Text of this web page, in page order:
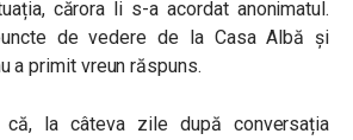
cărora li s-a acordat anonimatul.
de vedere de la Casa Albă și
a primit vreun răspuns.
la câteva zile după conversația